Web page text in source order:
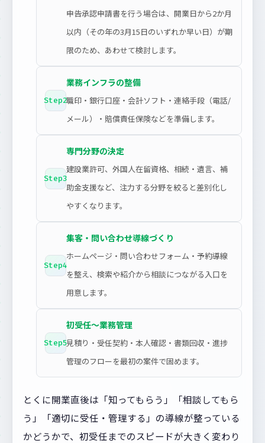
申告承認申請書を行う場合は、開業日から2か月
以内（その年の3月15日のいずれか早い日）が期
限のため、あわせて検討します。
Step2
業務インフラの整備
職印・銀行口座・会計ソフト・連絡手段（電話/
メール）・賠償責任保険などを準備します。
Step3
専門分野の決定
建設業許可、外国人在留資格、相続・遺言、補
助金支援など、注力する分野を絞ると差別化し
やすくなります。
Step4
集客・問い合わせ導線づくり
ホームページ・問い合わせフォーム・予約導線
を整え、検索や紹介から相談につながる入口を
用意します。
Step5
初受任〜業務管理
見積り・受任契約・本人確認・書類回収・進捗
管理のフローを最初の案件で固めます。
とくに開業直後は「知ってもらう」「相談してもら
う」「適切に受任・管理する」の導線が整っている
かどうかで、初受任までのスピードが大きく変わり